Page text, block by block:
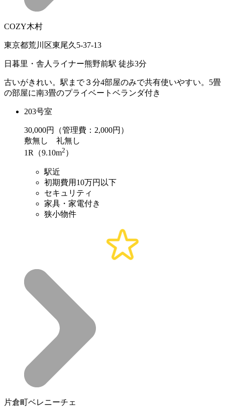
COZY木村
東京都荒川区東尾久5-37-13
日暮里・舎人ライナー熊野前駅 徒歩3分
古いがきれい。駅まで３分4部屋のみで共有使いやすい。5畳
の部屋に南3畳のプライベートベランダ付き
203号室
30,000円（管理費：2,000円）
敷無し 礼無し
1R（9.10m2 ）
駅近
初期費用10万円以下
セキュリティ
家具・家電付き
狭小物件
片倉町ベレニーチェ